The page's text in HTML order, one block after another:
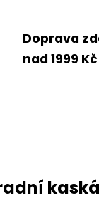
Doprava
nad 1999 Kč